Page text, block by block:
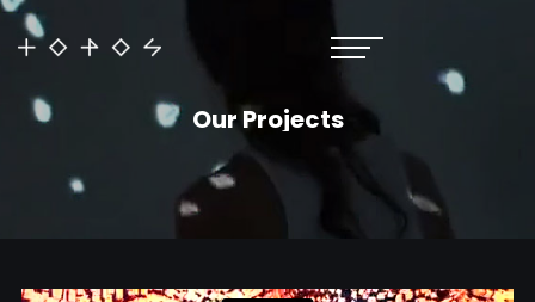
Our Projects